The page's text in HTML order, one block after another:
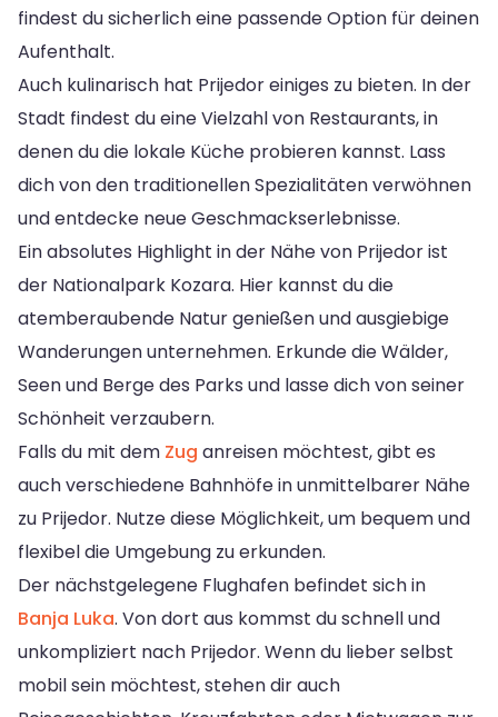
findest du sicherlich eine passende Option für deinen
Aufenthalt.
Auch kulinarisch hat Prijedor einiges zu bieten. In der
Stadt findest du eine Vielzahl von Restaurants, in
denen du die lokale Küche probieren kannst. Lass
dich von den traditionellen Spezialitäten verwöhnen
und entdecke neue Geschmackserlebnisse.
Ein absolutes Highlight in der Nähe von Prijedor ist
der Nationalpark Kozara. Hier kannst du die
atemberaubende Natur genießen und ausgiebige
Wanderungen unternehmen. Erkunde die Wälder,
Seen und Berge des Parks und lasse dich von seiner
Schönheit verzaubern.
Falls du mit dem Zug anreisen möchtest, gibt es
auch verschiedene Bahnhöfe in unmittelbarer Nähe
zu Prijedor. Nutze diese Möglichkeit, um bequem und
flexibel die Umgebung zu erkunden.
Der nächstgelegene Flughafen befindet sich in
Banja Luka. Von dort aus kommst du schnell und
unkompliziert nach Prijedor. Wenn du lieber selbst
mobil sein möchtest, stehen dir auch